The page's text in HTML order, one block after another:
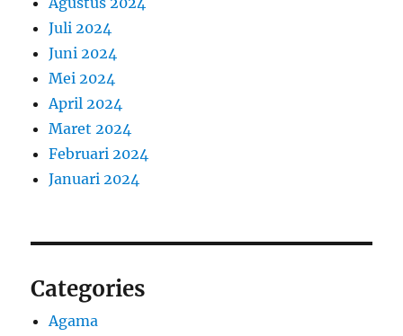
Juli 2024
Juni 2024
Mei 2024
April 2024
Maret 2024
Februari 2024
Januari 2024
Categories
Agama